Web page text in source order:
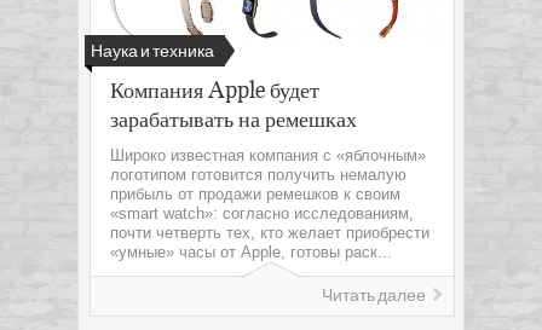
Наука и техника
Компания Apple будет
зарабатывать на ремешках
Широко известная компания с «яблочным»
логотипом готовится получить немалую
прибыль от продажи ремешков к своим
«smart watch»: согласно исследованиям,
почти четверть тех, кто желает приобрести
«умные» часы от Apple, готовы раск...
Читать далее